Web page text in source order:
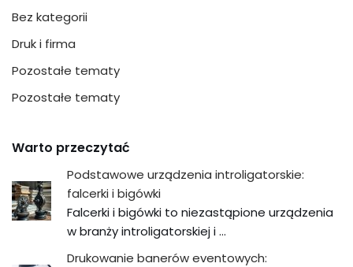
Bez kategorii
Druk i firma
Pozostałe tematy
Pozostałe tematy
Warto przeczytać
Podstawowe urządzenia introligatorskie:
falcerki i bigówki
Falcerki i bigówki to niezastąpione urządzenia
w branży introligatorskiej i …
Drukowanie banerów eventowych: